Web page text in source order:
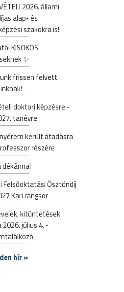
2026. állami
alap- és
szakokra is!
KISOKOS
✨
frissen felvett
doktori képzésre -
tanévre
került átadásra
részére
Felsőoktatási Ösztöndíj
Kari rangsor
kitüntetések
július 4. -
hír »